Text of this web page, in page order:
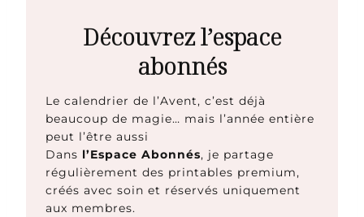
Découvrez l’espace
abonnés
Le calendrier de l’Avent, c’est déjà
beaucoup de magie… mais l’année entière
peut l’être aussi
Dans l’Espace Abonnés, je partage
régulièrement des printables premium,
créés avec soin et réservés uniquement
aux membres.